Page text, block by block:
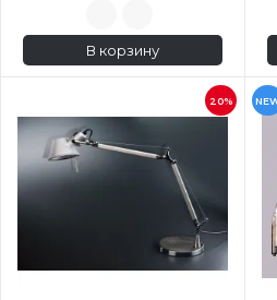
В корзину
20%